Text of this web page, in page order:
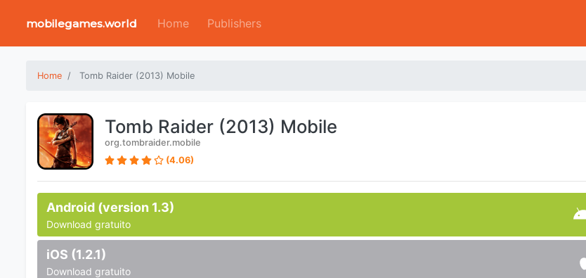
mobilegames.world Home Publishers
Home Tomb Raider (2013) Mobile
Tomb Raider (2013) Mobile
org.tombraider.mobile
(4.06)
Android (version 1.3)
Download gratuito
iOS (1.2.1)
Download gratuito